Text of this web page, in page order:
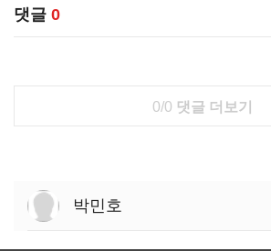
댓글 0
0/0 댓글 더보기
박민호